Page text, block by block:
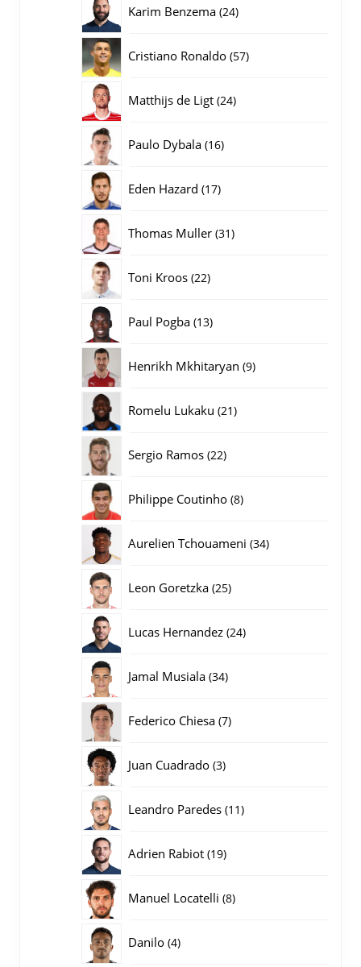
Karim Benzema 2424
Cristiano Ronaldo 5757
Matthijs de Ligt 2424
Paulo Dybala 1616
Eden Hazard 1717
Thomas Muller 3131
Toni Kroos 2222
Paul Pogba 1313
Henrikh Mkhitaryan 99
Romelu Lukaku 2121
Sergio Ramos 2222
Philippe Coutinho 88
Aurelien Tchouameni 3434
Leon Goretzka 2525
Lucas Hernandez 2424
Jamal Musiala 3434
Federico Chiesa 77
Juan Cuadrado 33
Leandro Paredes 1111
Adrien Rabiot 1919
Manuel Locatelli 88
Danilo 44